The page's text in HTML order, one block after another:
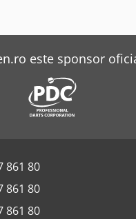
este sponsor
861 80
861 80
861 80